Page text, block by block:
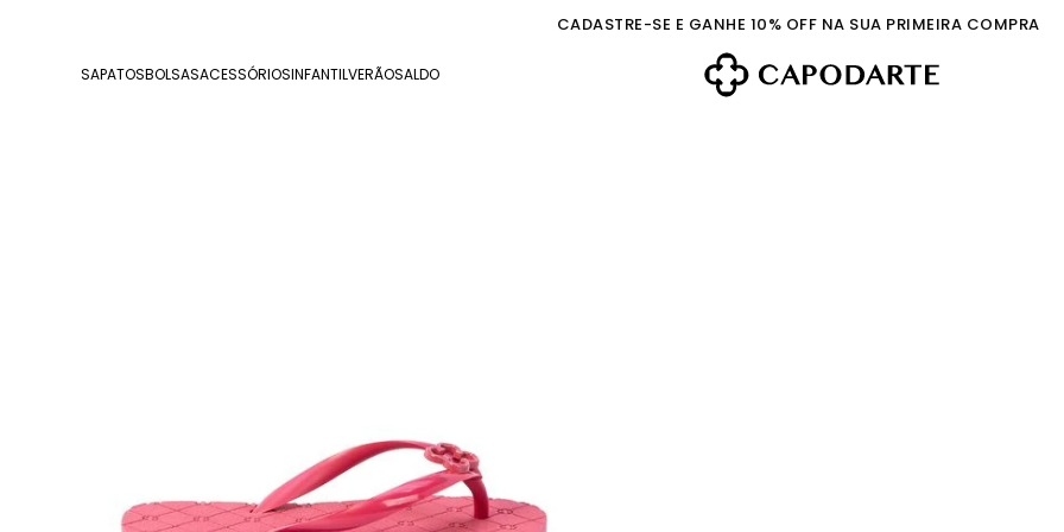
CADASTRE-SE E GANHE 10% OFF NA SUA PRIMEIRA COMPRA
SAPATOSBOLSASACESSÓRIOSINFANTILVERÃOSALDO